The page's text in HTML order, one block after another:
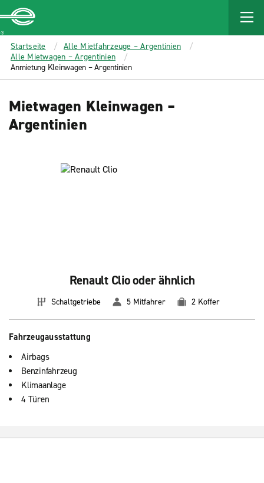
MAIN
CONTENT
Enterprise
Startseite
Alle Mietfahrzeuge – Argentinien
Alle Mietwagen – Argentinien
Anmietung Kleinwagen – Argentinien
Mietwagen Kleinwagen –
Argentinien
Renault Clio oder ähnlich
Schaltgetriebe 5 Mitfahrer 2 Koffer
Fahrzeugausstattung
Airbags
Benzinfahrzeug
Klimaanlage
4 Türen